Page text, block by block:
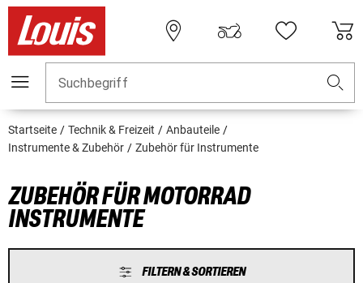
Suchbegriff
Startseite Technik & Freizeit
Anbauteile
Instrumente & Zubehör
Zubehör für Instrumente
ZUBEHÖR FÜR MOTORRAD
INSTRUMENTE
FILTERN & SORTIEREN